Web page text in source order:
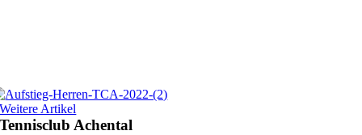
Weitere Artikel
Tennisclub Achental